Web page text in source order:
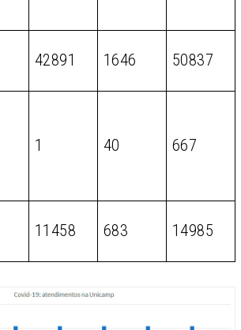
42891 1646 50837
1 40 667
11458 683 14985